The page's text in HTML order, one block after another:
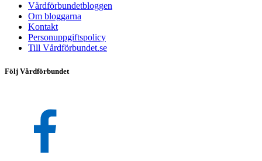
Vårdförbundetbloggen
Om bloggarna
Kontakt
Personuppgiftspolicy
Till Vårdförbundet.se
Följ Vårdförbundet